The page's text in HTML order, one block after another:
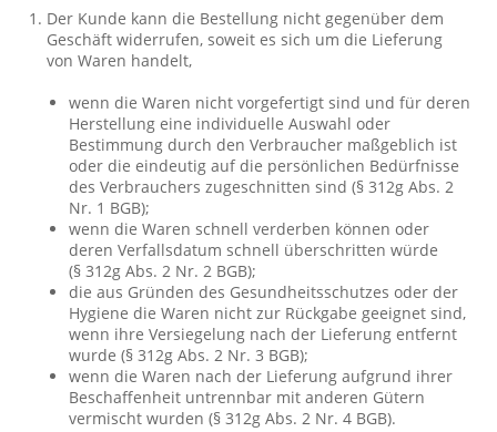
Der Kunde kann die Bestellung nicht gegenüber dem
Geschäft widerrufen, soweit es sich um die Lieferung
von Waren handelt,
wenn die Waren nicht vorgefertigt sind und für deren
Herstellung eine individuelle Auswahl oder
Bestimmung durch den Verbraucher maßgeblich ist
oder die eindeutig auf die persönlichen Bedürfnisse
des Verbrauchers zugeschnitten sind (§ 312g Abs. 2
Nr. 1 BGB);
wenn die Waren schnell verderben können oder
deren Verfallsdatum schnell überschritten würde
(§ 312g Abs. 2 Nr. 2 BGB);
die aus Gründen des Gesundheitsschutzes oder der
Hygiene die Waren nicht zur Rückgabe geeignet sind,
wenn ihre Versiegelung nach der Lieferung entfernt
wurde (§ 312g Abs. 2 Nr. 3 BGB);
wenn die Waren nach der Lieferung aufgrund ihrer
Beschaffenheit untrennbar mit anderen Gütern
vermischt wurden (§ 312g Abs. 2 Nr. 4 BGB).